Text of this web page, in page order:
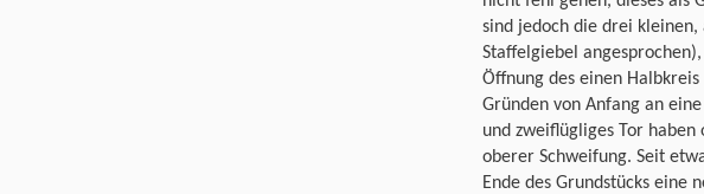
sind jedoch die drei
Staffelgiebel
Öffnung des einen
Gründen von Anfang an
und zweiflügliges Tor
oberer Schweifung. Seit
Ende des Grundstücks eine